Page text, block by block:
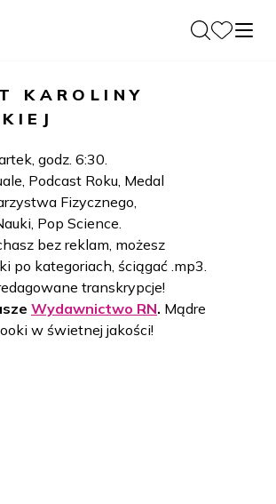
KAROLINY
godz. 6:30.
Podcast Roku, Medal
Fizycznego,
Pop Science.
bez reklam, możesz
po kategoriach, ściągać .mp3.
transkrypcje!
Wydawnictwo RN. Mądre
w świetnej jakości!